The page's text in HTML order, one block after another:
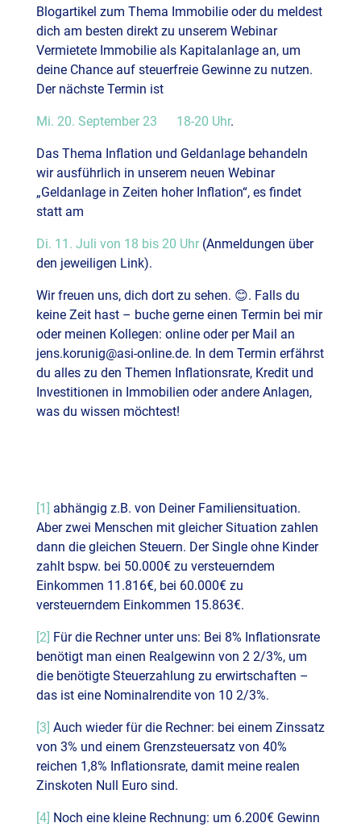
Blogartikel zum Thema Immobilie oder du meldest
dich am besten direkt zu unserem Webinar
Vermietete Immobilie als Kapitalanlage an, um
deine Chance auf steuerfreie Gewinne zu nutzen.
Der nächste Termin ist
Mi. 20. September 23 18-20 Uhr.
Das Thema Inflation und Geldanlage behandeln
wir ausführlich in unserem neuen Webinar
„Geldanlage in Zeiten hoher Inflation“, es findet
statt am
Di. 11. Juli von 18 bis 20 Uhr(Anmeldungen über
den jeweiligen Link).
Wir freuen uns, dich dort zu sehen. 😊. Falls du
keine Zeit hast – buche gerne einen Termin bei mir
oder meinen Kollegen: online oder per Mail an
jens.korunig@asi-online.de. In dem Termin erfährst
du alles zu den Themen Inflationsrate, Kredit und
Investitionen in Immobilien oder andere Anlagen,
was du wissen möchtest!
[1] abhängig z.B. von Deiner Familiensituation.
Aber zwei Menschen mit gleicher Situation zahlen
dann die gleichen Steuern. Der Single ohne Kinder
zahlt bspw. bei 50.000€ zu versteuerndem
Einkommen 11.816€, bei 60.000€ zu
versteuerndem Einkommen 15.863€.
[2] Für die Rechner unter uns: Bei 8% Inflationsrate
benötigt man einen Realgewinn von 2 2/3%, um
die benötigte Steuerzahlung zu erwirtschaften –
das ist eine Nominalrendite von 10 2/3%.
[3] Auch wieder für die Rechner: bei einem Zinssatz
von 3% und einem Grenzsteuersatz von 40%
reichen 1,8% Inflationsrate, damit meine realen
Zinskoten Null Euro sind.
[4] Noch eine kleine Rechnung: um 6.200€ Gewinn